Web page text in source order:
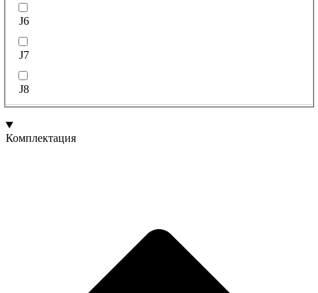
J6
J7
J8
Комплектация